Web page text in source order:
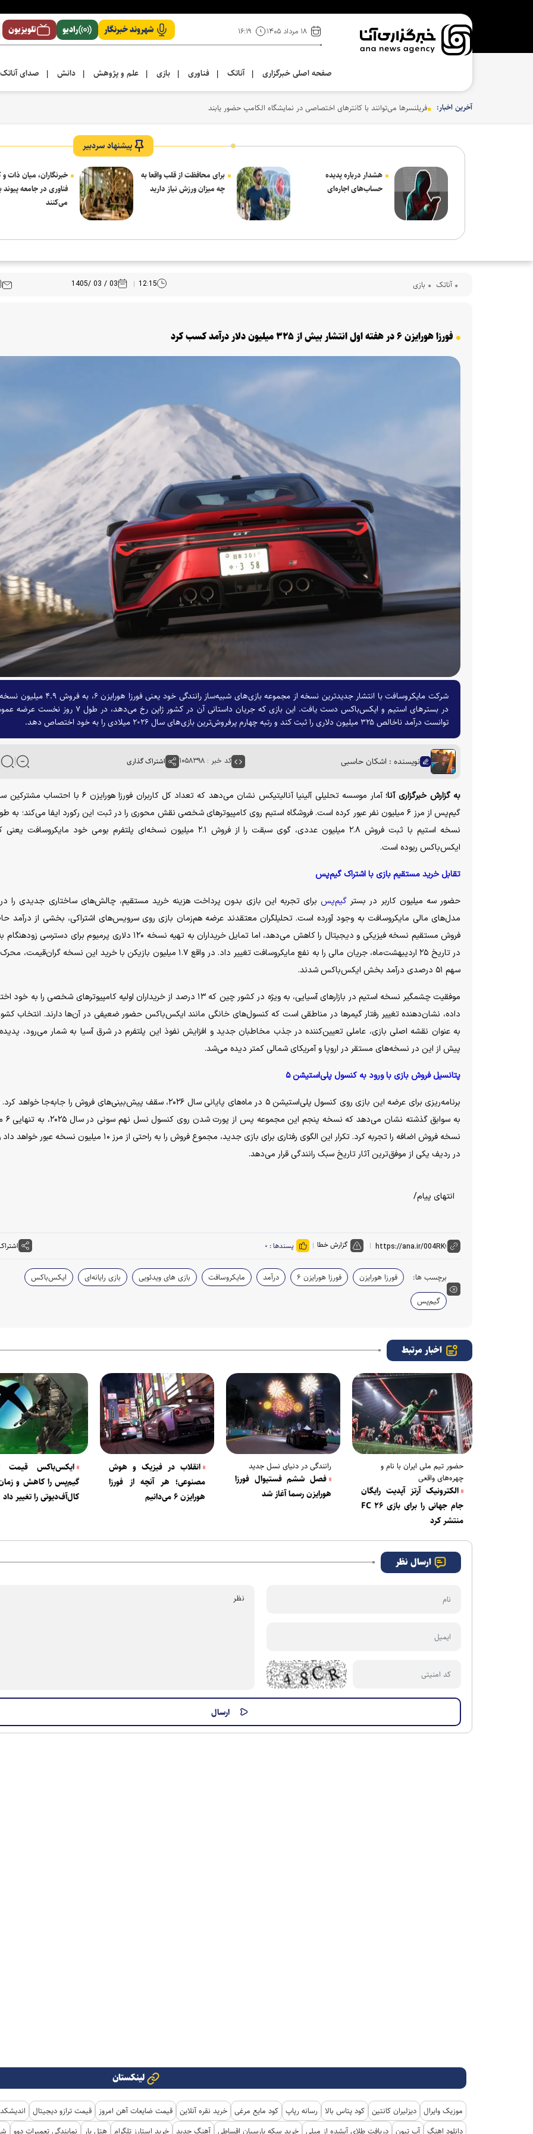
۱۸ مرداد ۱۴۰۵ ۱۶:۱۹ شهروند خبرنگار رادیو تلویزیون
صفحه اصلی خبرگزاری | آناتک | فناوری | بازی | علم و پژوهش | دانش | صدای آناتک
آخرین اخبار: فریلنسرها می‌توانند با کانترهای اختصاصی در نمایشگاه الکامپ حضور یابند
پیشنهاد سردبیر
هشدار درباره پدیده
حساب‌های اجاره‌ای
برای محافظت از قلب واقعا به
چه میزان ورزش نیاز دارید
خبرنگاران، میان ذات و
فناوری در جامعه پیوند
می‌کنند
آناتک بازی 12:15
03 / 03 /1405
فورزا هورایزن ۶ در هفته اول انتشار بیش از ۳۲۵ میلیون دلار درآمد کسب کرد
شرکت مایکروسافت با انتشار جدیدترین نسخه از مجموعه بازی‌های شبیه‌ساز رانندگی خود یعنی فورزا هورایزن
در بسترهای استیم و ایکس‌باکس دست یافت. این بازی که جریان داستانی آن در کشور ژاپن رخ می‌دهد، در طول ۷ روز
توانست درآمد ناخالص ۳۲۵ میلیون دلاری را ثبت کند و رتبه چهارم پرفروش‌ترین بازی‌های سال ۲۰۲۶ میلادی را به خود اختصاص دهد.
نویسنده : اشکان حاسبی کد خبر : ۱۰۵۸۳۹۸ اشتراک گذاری
به گزارش خبرگزاری آنا؛
آمار موسسه تحلیلی آلینیا آنالیتیکس نشان می‌دهد که تعداد کل کاربران فورزا هورایزن ۶
گیم‌پس از مرز ۶ میلیون نفر عبور کرده است. فروشگاه استیم روی کامپیوتر‌های شخصی نقش محوری را در ثبت این رکورد ایفا می‌کند؛ به
نسخه استیم با ثبت فروش ۲.۸ میلیون عددی، گوی سبقت را از فروش ۲.۱ میلیون نسخه‌ای پلتفرم بومی خود
ایکس‌باکس ربوده است.
تقابل خرید مستقیم بازی با اشتراک گیم‌پس
حضور سه میلیون کاربر در بستر گیم‌پس برای تجربه این بازی بدون پرداخت هزینه خرید مستقیم، چالش‌های ساختاری جدیدی را در
مدل‌های مالی مایکروسافت به وجود آورده است. تحلیلگران معتقدند عرضه هم‌زمان بازی روی سرویس‌های اشتراکی، بخشی از درآمد
فروش مستقیم نسخه فیزیکی و دیجیتال را کاهش می‌دهد، اما تمایل خریداران به تهیه نسخه ۱۲۰ دلاری پرمیوم برای
در تاریخ ۲۵ اردیبهشت‌ماه، جریان مالی را به نفع مایکروسافت تغییر داد. در واقع ۱.۷ میلیون بازیکن با خرید این نسخه
سهم ۵۱ درصدی درآمد بخش ایکس‌باکس شدند.
موفقیت چشمگیر نسخه استیم در بازار‌های آسیایی، به ویژه در کشور چین که ۱۳ درصد از خریداران اولیه کامپیوتر‌های شخصی را
داده، نشان‌دهنده تغییر رفتار گیمر‌ها در مناطقی است که کنسول‌های خانگی مانند ایکس‌باکس حضور ضعیفی در آن‌ها دارند. انتخاب
به عنوان نقشه اصلی بازی، عاملی تعیین‌کننده در جذب مخاطبان جدید و افزایش نفوذ این پلتفرم در شرق آسیا به شمار می‌رود،
پیش از این در نسخه‌های مستقر در اروپا و آمریکای شمالی کمتر دیده می‌شد.
پتانسیل فروش بازی با ورود به کنسول پلی‌استیشن ۵
برنامه‌ریزی برای عرضه این بازی روی کنسول پلی‌استیشن ۵ در ماه‌های پایانی سال ۲۰۲۶، سقف پیش‌بینی‌های فروش را جابه‌جا
به
نسخه فروش اضافه را تجربه کرد. تکرار این الگوی رفتاری برای بازی جدید، مجموع فروش را به راحتی از مرز ۱۰ میلیون
در ردیف یکی از موفق‌ترین آثار تاریخ سبک رانندگی قرار می‌دهد.
انتهای پیام/
گزارش خطا پسندها : ۰
برچسب ها: فورزا هورایزن فورزا هورایزن ۶ درآمد مایکروسافت بازی های ویدئویی بازی رایانه‌ای
ایکس‌باکس
گیم‌پس
اخبار مرتبط
حضور تیم ملی ایران با نام و
چهره‌های واقعی
الکترونیک آرتز آپدیت رایگان
جام جهانی را برای بازی FC ۲۶
منتشر کرد
رانندگی در دنیای نسل جدید
فصل ششم فستیوال فورزا
هورایزن رسما آغاز شد
انقلاب در فیزیک و هوش
مصنوعی؛ هر آنچه از فورزا
هورایزن ۶ می‌دانیم
ایکس‌باکس قیمت
گیم‌پس را کاهش و
کال‌آف‌دیوتی را تغییر داد
ارسال نظر
لینکستان
موزیک وایرال دیزلیران کانتین کود پتاس بالا رسانه رپاپ کود مایع مرغی خرید نقره آنلاین قیمت ضایعات آهن امروز قیمت ترازو دیجیتال
دانلود اهنگ آپ تیون دریافت طلای آبشده از میلی خرید سکه پارسیان اقساطی آهنگ جدید خرید استارز تلگرام هتل یار نمایندگی تعمیرات دوو